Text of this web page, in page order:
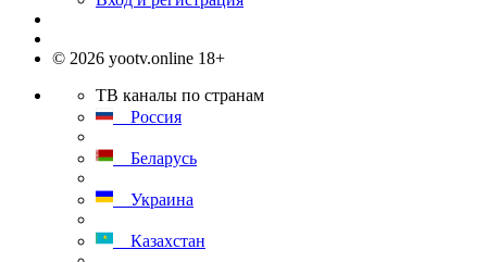
© 2026 yootv.online 18+
ТВ каналы по странам
Россия
Беларусь
Украина
Казахстан